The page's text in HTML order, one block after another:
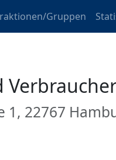
Gruppen
1, 22767